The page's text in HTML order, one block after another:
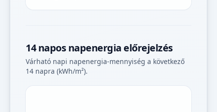
14 napos napenergia előrejelzés
Várható napi napenergia-mennyiség a következő
14 napra (kWh/m²).